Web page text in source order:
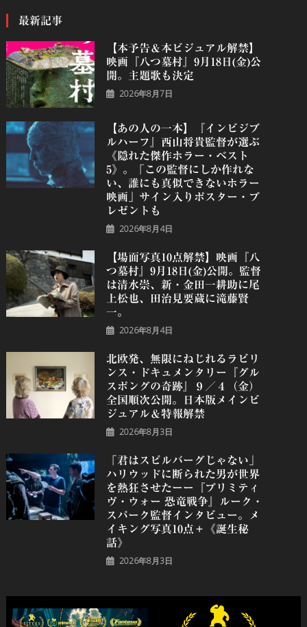
最新記事
【本予告＆本ビジュアル解禁】
映画『八つ墓村』9月18日(金)公
開。主題歌も決定
2026年8月7日
【あの人の一本】『インビジブ
ルハーフ』⻄⼭将貴監督が選ぶ
《隠れた傑作ホラー・ベスト
5》。「この監督にしか作れな
い、誰にも真似できないホラー
映画」サイン入りポスター・プ
レゼントも
2026年8月4日
【場面写真10点解禁】映画『八
つ墓村』9月18日(金)公開。監督
は清水崇、新・金田一耕助に尾
上松也、田治見要蔵に滝藤賢
一。
2026年8月4日
北欧発、無限にねじれるラビリ
ンス・ドキュメンタリー『グル
スポングの奇跡』９／４（金）
全国順次公開。日本版メインビ
ジュアル＆特報解禁
2026年8月3日
「君はスピルバーグじゃない」
ハリウッドに断られた男が世界
を熱狂させたーー『プリミティ
ヴ・ウォー 恐⻯戦争』ルーク・
スパーク監督インタビュー。メ
イキング写真10点＋《誕⽣秘
話》
2026年8月3日